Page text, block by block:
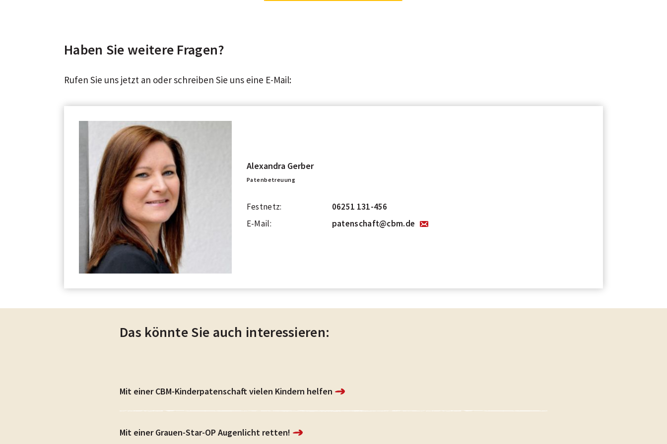
Haben Sie weitere Fragen?
Rufen Sie uns jetzt an oder schreiben Sie uns eine E-Mail:
Alexandra Gerber
Patenbetreuung
Festnetz:
06251 131-456
E-Mail:
patenschaft@cbm.de
Das könnte Sie auch interessieren:
Mit einer CBM-Kinderpatenschaft vielen Kindern helfen
Mit einer Grauen-Star-OP Augenlicht retten!